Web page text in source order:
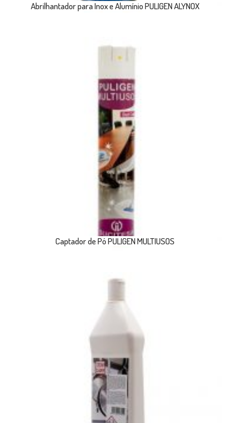
Abrilhantador para Inox e Alumínio PULIGEN ALYNOX
Captador de Pó PULIGEN MULTIUSOS